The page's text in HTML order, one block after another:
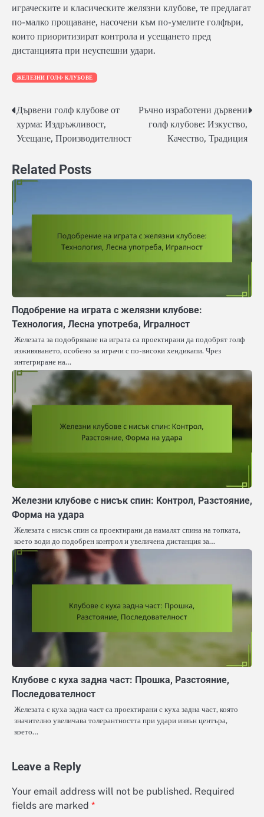
играческите и класическите желязни клубове, те предлагат
по-малко прощаване, насочени към по-умелите голфъри,
които приоритизират контрола и усещането пред
дистанцията при неуспешни удари.
ЖЕЛЕЗНИ ГОЛФ КЛУБОВЕ
Post
navigation
Дървени голф клубове от
хурма: Издръжливост,
Усещане, Производителност
Ръчно изработени дървени
голф клубове: Изкуство,
Качество, Традиция
Related Posts
Подобрение на играта с желязни клубове:
Технология, Лесна употреба, Игралност
Железата за подобряване на играта са проектирани да подобрят голф
изживяването, особено за играчи с по-високи хендикапи. Чрез
интегриране на…
Железни клубове с нисък спин: Контрол, Разстояние,
Форма на удара
Железата с нисък спин са проектирани да намалят спина на топката,
което води до подобрен контрол и увеличена дистанция за…
Клубове с куха задна част: Прошка, Разстояние,
Последователност
Железата с куха задна част са проектирани с куха задна част, която
значително увеличава толерантността при удари извън центъра,
което…
Leave a Reply
Your email address will not be published. Required
fields are marked *